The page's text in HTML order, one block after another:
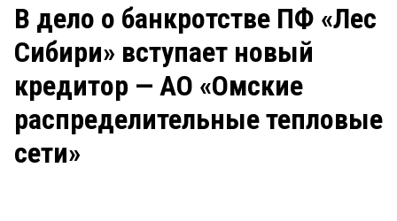
ЗАКОН
НОВОСТИ КОМПАНИЙ
СТИЛЬ ЖИЗНИ
Рейтинги
Блоги
Архив
В дело о банкротстве ПФ «Лес
Сибири» вступает новый
кредитор — АО «Омские
распределительные тепловые
сети»